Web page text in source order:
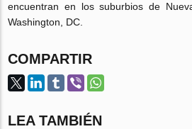
encuentran en los suburbios de
Washington, DC.
COMPARTIR
LEA TAMBIÉN